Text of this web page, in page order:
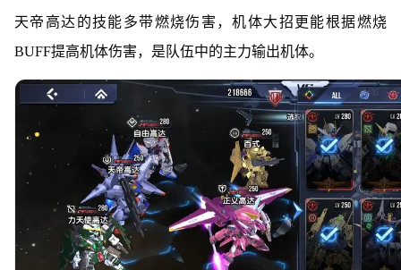
天帝高达的技能多带燃烧伤害，机体大招更能根据燃烧
BUFF提高机体伤害，是队伍中的主力输出机体。